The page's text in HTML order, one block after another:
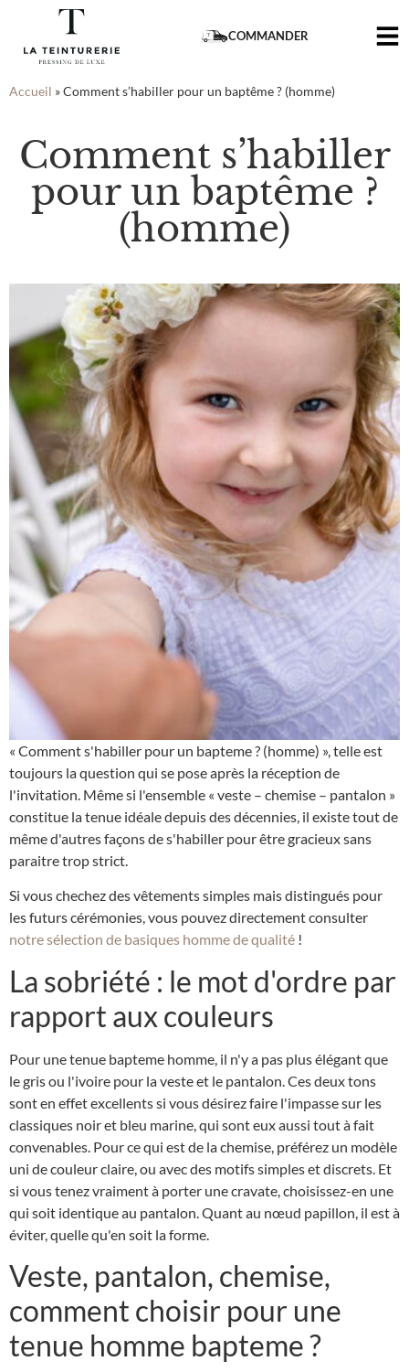
COMMANDER
Accueil »Comment s’habiller pour un baptême ? (homme)
Comment s’habiller
pour un baptême ?
(homme)
« Comment s'habiller pour un bapteme ? (homme) », telle est
toujours la question qui se pose après la réception de
l'invitation. Même si l'ensemble « veste – chemise – pantalon »
constitue la tenue idéale depuis des décennies, il existe tout de
même d'autres façons de s'habiller pour être gracieux sans
paraitre trop strict.
Si vous chechez des vêtements simples mais distingués pour
les futurs cérémonies, vous pouvez directement consulter
notre sélection de basiques homme de qualité !
La sobriété : le mot d'ordre par
rapport aux couleurs
Pour une tenue bapteme homme, il n'y a pas plus élégant que
le gris ou l'ivoire pour la veste et le pantalon. Ces deux tons
sont en effet excellents si vous désirez faire l'impasse sur les
classiques noir et bleu marine, qui sont eux aussi tout à fait
convenables. Pour ce qui est de la chemise, préférez un modèle
uni de couleur claire, ou avec des motifs simples et discrets. Et
si vous tenez vraiment à porter une cravate, choisissez-en une
qui soit identique au pantalon. Quant au nœud papillon, il est à
éviter, quelle qu'en soit la forme.
Veste, pantalon, chemise,
comment choisir pour une
tenue homme bapteme ?